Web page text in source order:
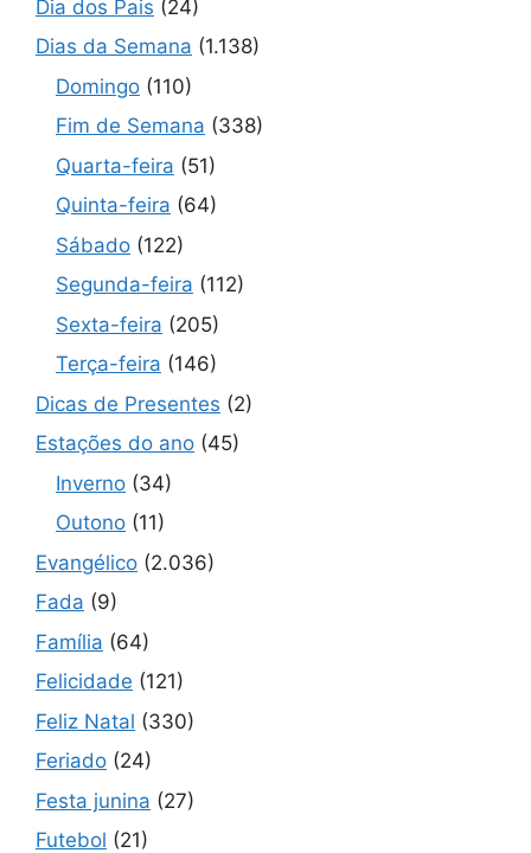
Dia dos Pais (24)
Dias da Semana (1.138)
Domingo (110)
Fim de Semana (338)
Quarta-feira (51)
Quinta-feira (64)
Sábado (122)
Segunda-feira (112)
Sexta-feira (205)
Terça-feira (146)
Dicas de Presentes (2)
Estações do ano (45)
Inverno (34)
Outono (11)
Evangélico (2.036)
Fada (9)
Família (64)
Felicidade (121)
Feliz Natal (330)
Feriado (24)
Festa junina (27)
Futebol (21)